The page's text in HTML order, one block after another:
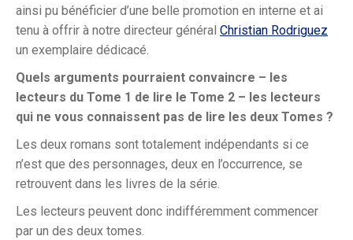
ainsi pu bénéficier d’une belle promotion en interne et ai
tenu à offrir à notre directeur général Christian Rodriguez
un exemplaire dédicacé.
Quels arguments pourraient convaincre – les
lecteurs du Tome 1 de lire le Tome 2 – les lecteurs
qui ne vous connaissent pas de lire les deux Tomes ?
Les deux romans sont totalement indépendants si ce
n’est que des personnages, deux en l’occurrence, se
retrouvent dans les livres de la série.
Les lecteurs peuvent donc indifféremment commencer
par un des deux tomes.